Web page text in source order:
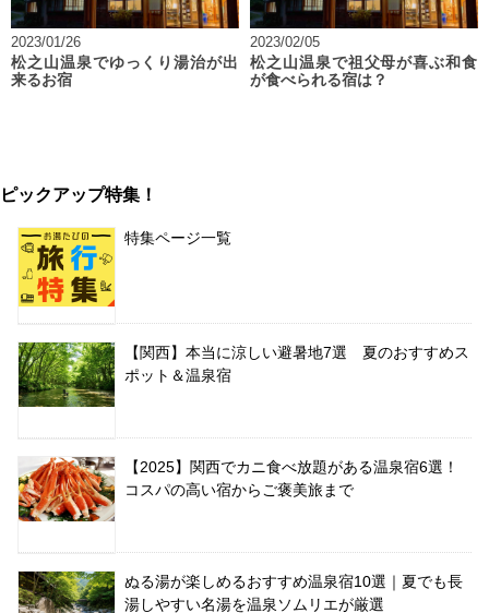
2023/01/26
松之山温泉でゆっくり湯治が出
来るお宿
2023/02/05
松之山温泉で祖父母が喜ぶ和食
が食べられる宿は？
ピックアップ特集！
特集ページ一覧
【関西】本当に涼しい避暑地7選 夏のおすすめス
ポット＆温泉宿
【2025】関西でカニ食べ放題がある温泉宿6選！
コスパの高い宿からご褒美旅まで
ぬる湯が楽しめるおすすめ温泉宿10選｜夏でも長
湯しやすい名湯を温泉ソムリエが厳選